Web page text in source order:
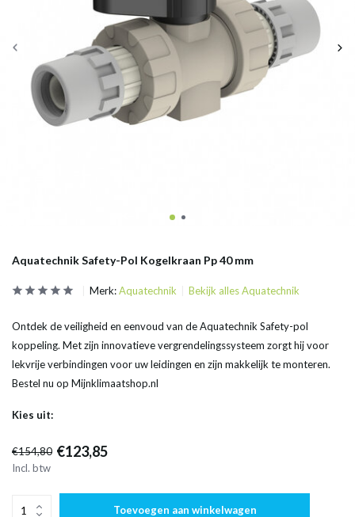
Aquatechnik Safety-Pol Kogelkraan Pp 40 mm
Merk:Aquatechnik Bekijk alles Aquatechnik
Ontdek de veiligheid en eenvoud van de Aquatechnik Safety-pol
koppeling. Met zijn innovatieve vergrendelingssysteem zorgt hij voor
lekvrije verbindingen voor uw leidingen en zijn makkelijk te monteren.
Bestel nu op Mijnklimaatshop.nl
Kies uit:
€154,80 €123,85
Incl. btw
Toevoegen aan winkelwagen